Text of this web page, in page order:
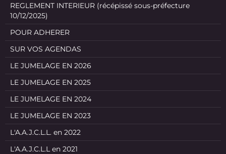
REGLEMENT INTERIEUR (récépissé sous-préfecture
10/12/2025)
POUR ADHERER
SUR VOS AGENDAS
LE JUMELAGE EN 2026
LE JUMELAGE EN 2025
LE JUMELAGE EN 2024
LE JUMELAGE EN 2023
L'A.A.J.C.L.L. en 2022
L'A.A.J.C.L.L en 2021